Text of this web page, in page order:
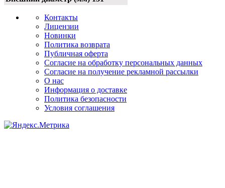
Контакты
Лицензии
Новинки
Политика возврата
Публичная оферта
Согласие на обработку персональных данных
Согласие на получение рекламной рассылки
О нас
Информация о доставке
Политика безопасности
Условия соглашения